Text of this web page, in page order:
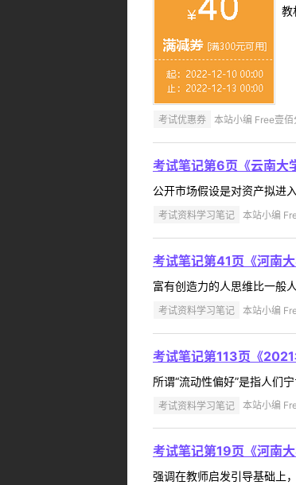
教
考试优惠券 本站小编 Free壹
考试笔记第6页《云南大
公开市场假设是对资产拟进
考试资料学习笔记 本站小编
考试笔记第41页《河南
富有创造力的人思维比一般
考试资料学习笔记 本站小编
考试笔记第113页《
所谓“流动性偏好”是指人们
考试资料学习笔记 本站小编
考试笔记第19页《河南
强调在教师启发引导基础上